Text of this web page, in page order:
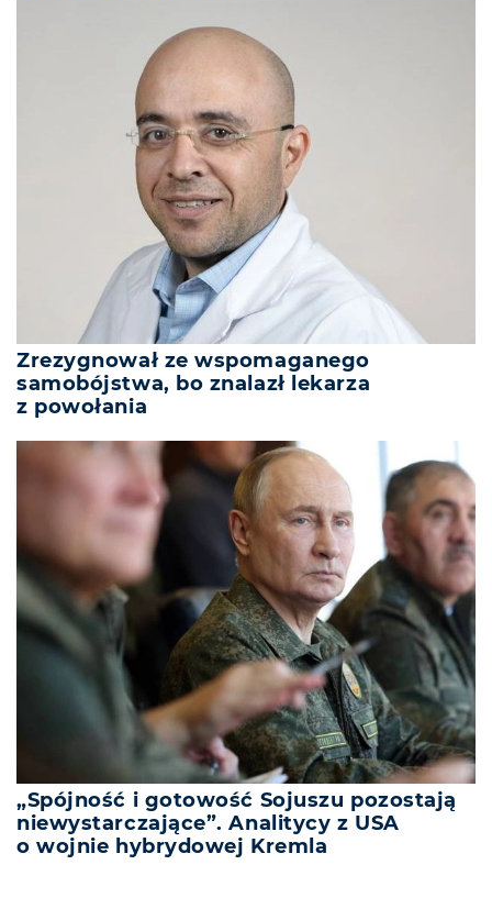
Zrezygnował ze wspomaganego
samobójstwa, bo znalazł lekarza
z powołania
„Spójność i gotowość Sojuszu pozostają
niewystarczające”. Analitycy z USA
o wojnie hybrydowej Kremla